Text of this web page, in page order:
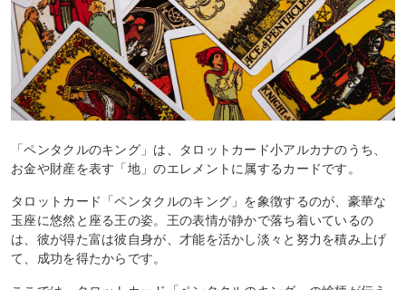
「ペンタクルのキング」は、タロットカード小アルカナのうち、
お金や財産を表す「地」のエレメントに属するカードです。
タロットカード「ペンタクルのキング」を象徴するのが、豪華な
玉座に悠然と座る王の姿。王の表情が静かで落ち着いているの
は、彼が得た富は彼自身が、才能を活かし淡々と努力を積み上げ
て、成功を得たからです。